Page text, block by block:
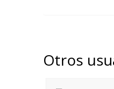
Otros